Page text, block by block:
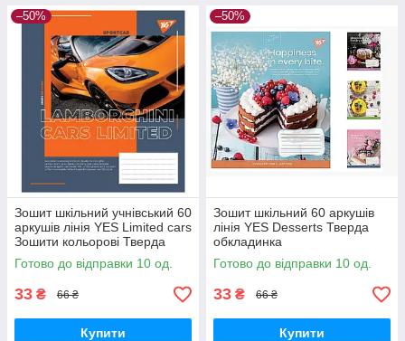
–50%
Зошит шкільний учнівський 60
аркушів лінія YES Limited cars
Зошити кольорові Тверда
обкладинка
Готово до відправки 10 од.
33 ₴ 66 ₴
Купити
–50%
Зошит шкільний 60 аркушів
лінія YES Desserts Тверда
обкладинка
Готово до відправки 10 од.
33 ₴ 66 ₴
Купити